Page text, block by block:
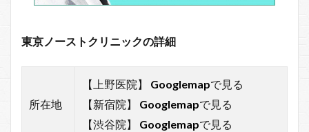
東京ノーストクリニックの詳細
所在地
【上野医院】 Googlemapで見る
【新宿院】 Googlemapで見る
【渋谷院】
Googlemapで見る